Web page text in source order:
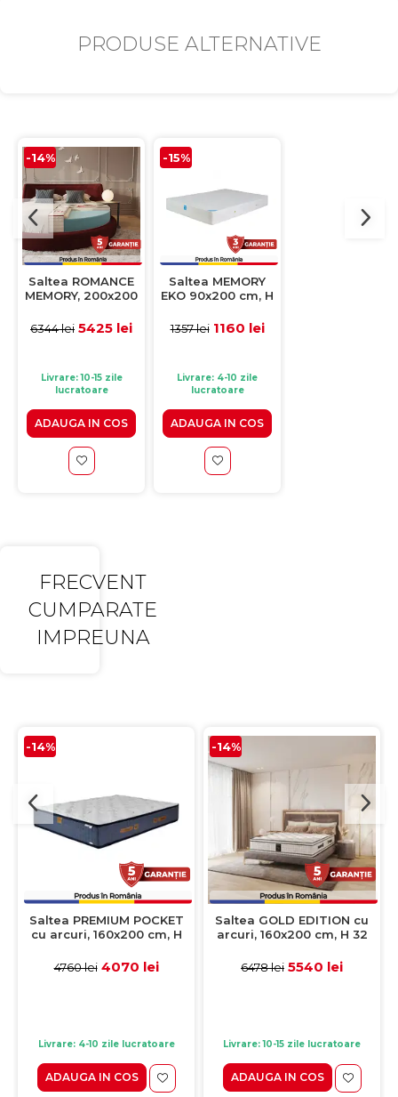
PRODUSE ALTERNATIVE
-14%
Saltea ROMANCE
MEMORY, 200x200
6344 lei 5425 lei
Livrare: 10-15 zile
lucratoare
ADAUGA IN COS
-15%
Saltea MEMORY
EKO 90x200 cm, H
memorie
1357 lei 1160 lei
Livrare: 4-10 zile
lucratoare
ADAUGA IN COS
FRECVENT
CUMPARATE
IMPREUNA
-14%
Saltea PREMIUM POCKET
cu arcuri, 160x200 cm, H
4760 lei 4070 lei
Livrare: 4-10 zile lucratoare
ADAUGA IN COS
-14%
Saltea GOLD EDITION cu
arcuri, 160x200 cm, H 32
6478 lei 5540 lei
Livrare: 10-15 zile lucratoare
ADAUGA IN COS